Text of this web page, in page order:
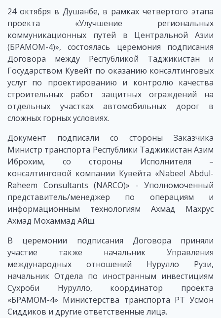
24 октября в Душанбе, в рамках четвертого этапа
проекта «Улучшение региональных
коммуникационных путей в Центральной Азии
(БРАМОМ-4)», состоялась церемония подписания
Договора между Республикой Таджикистан и
Государством Кувейт по оказанию консалтинговых
услуг по проектированию и контролю качества
строительных работ защитных ограждений на
отдельных участках автомобильных дорог в
сложных горных условиях.
Документ подписали со стороны Заказчика
Министр транспорта Республики Таджикистан Азим
Иброхим, со стороны Исполнителя –
консалтинговой компании Кувейта «Nabeel Abdul-
Raheem Consultants (NARCO)» - Уполномоченный
представитель/менеджер по операциям и
информационным технологиям Ахмад Махрус
Ахмад Мохаммад Айш.
В церемонии подписания Договора приняли
участие также начальник Управления
международных отношений Нурулло Рузи,
начальник Отдела по иностранным инвестициям
Сухроби Нурулло, координатор проекта
«БРАМОМ-4» Министерства транспорта РТ Усмон
Сиддиков и другие ответственные лица.